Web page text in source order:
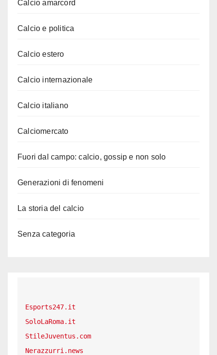
Calcio amarcord
Calcio e politica
Calcio estero
Calcio internazionale
Calcio italiano
Calciomercato
Fuori dal campo: calcio, gossip e non solo
Generazioni di fenomeni
La storia del calcio
Senza categoria
Esports247.it
SoloLaRoma.it
StileJuventus.com
Nerazzurri.news